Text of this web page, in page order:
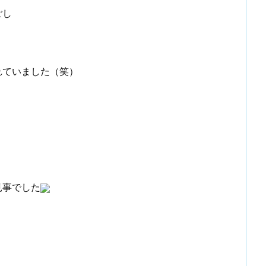
いました（笑）
でした